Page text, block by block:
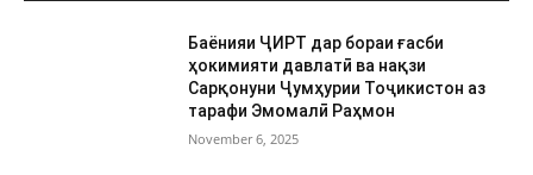
Баёнияи ҶИРТ дар бораи ғасби
ҳокимияти давлатӣ ва нақзи
Сарқонуни Ҷумҳурии Тоҷикистон аз
тарафи Эмомалӣ Раҳмон
November 6, 2025